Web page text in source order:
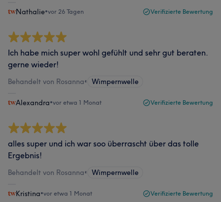
Nathalie•vor 26 Tagen Verifizierte Bewertung
Ich habe mich super wohl gefühlt und sehr gut beraten.
gerne wieder!
Behandelt von Rosanna• Wimpernwelle
Alexandra•vor etwa 1 Monat Verifizierte Bewertung
alles super und ich war soo überrascht über das tolle
Ergebnis!
Behandelt von Rosanna• Wimpernwelle
Kristina•vor etwa 1 Monat Verifizierte Bewertung